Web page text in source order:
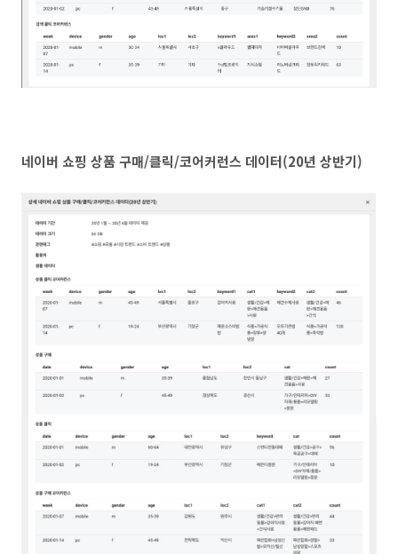
네이버 쇼핑 상품 구매/클릭/코어커런스 데이터(20년 상반기)